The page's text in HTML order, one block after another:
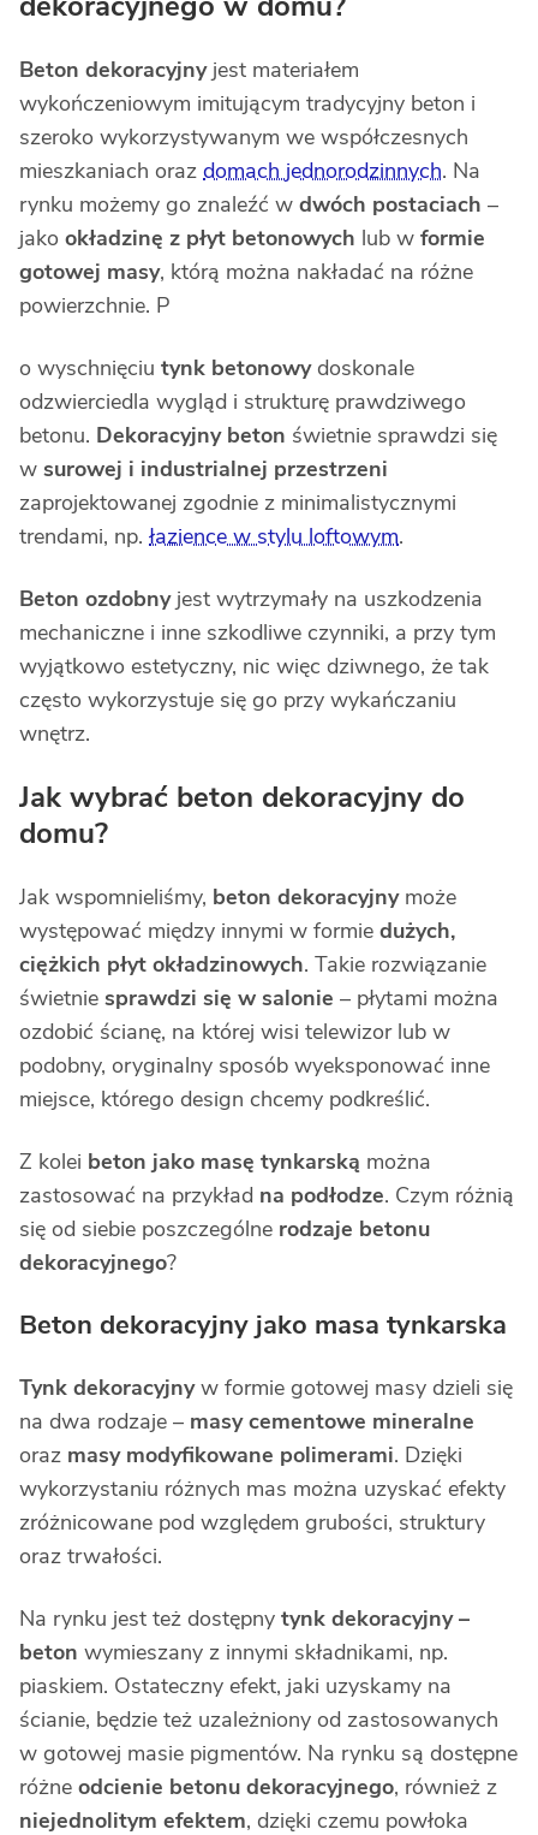
Beton dekoracyjnyjest materiałem
wykończeniowym imitującym tradycyjny beton i
szeroko wykorzystywanym we współczesnych
mieszkaniach oraz domach jednorodzinnych. Na
rynku możemy go znaleźć w dwóch postaciach –
jako okładzinę z płyt betonowych lub w formie
gotowej masy, którą można nakładać na różne
powierzchnie. P
o wyschnięciu tynk betonowydoskonale
odzwierciedla wygląd i strukturę prawdziwego
betonu. Dekoracyjny beton świetnie sprawdzi się
w surowej i industrialnej przestrzeni
zaprojektowanej zgodnie z minimalistycznymi
trendami, np. łazience w stylu loftowym.
Beton ozdobnyjest wytrzymały na uszkodzenia
mechaniczne i inne szkodliwe czynniki, a przy tym
wyjątkowo estetyczny, nic więc dziwnego, że tak
często wykorzystuje się go przy wykańczaniu
wnętrz.
Jak wybrać beton dekoracyjny do
domu?
Jak wspomnieliśmy, beton dekoracyjnymoże
występować między innymi w formie dużych,
ciężkich płyt okładzinowych. Takie rozwiązanie
świetnie sprawdzi się w salonie – płytami można
ozdobić ścianę, na której wisi telewizor lub w
podobny, oryginalny sposób wyeksponować inne
miejsce, którego design chcemy podkreślić.
Z kolei beton jako masę tynkarską można
zastosować na przykład na podłodze. Czym różnią
się od siebie poszczególne rodzaje betonu
dekoracyjnego?
Beton dekoracyjny jako masa tynkarska
Tynk dekoracyjnyw formie gotowej masy dzieli się
na dwa rodzaje – masy cementowe mineralne
oraz masy modyfikowane polimerami. Dzięki
wykorzystaniu różnych mas można uzyskać efekty
zróżnicowane pod względem grubości, struktury
oraz trwałości.
Na rynku jest też dostępny tynk dekoracyjny –
beton wymieszany z innymi składnikami, np.
piaskiem. Ostateczny efekt, jaki uzyskamy na
ścianie, będzie też uzależniony od zastosowanych
w gotowej masie pigmentów. Na rynku są dostępne
różne odcienie betonu dekoracyjnego, również z
niejednolitym efektem, dzięki czemu powłoka